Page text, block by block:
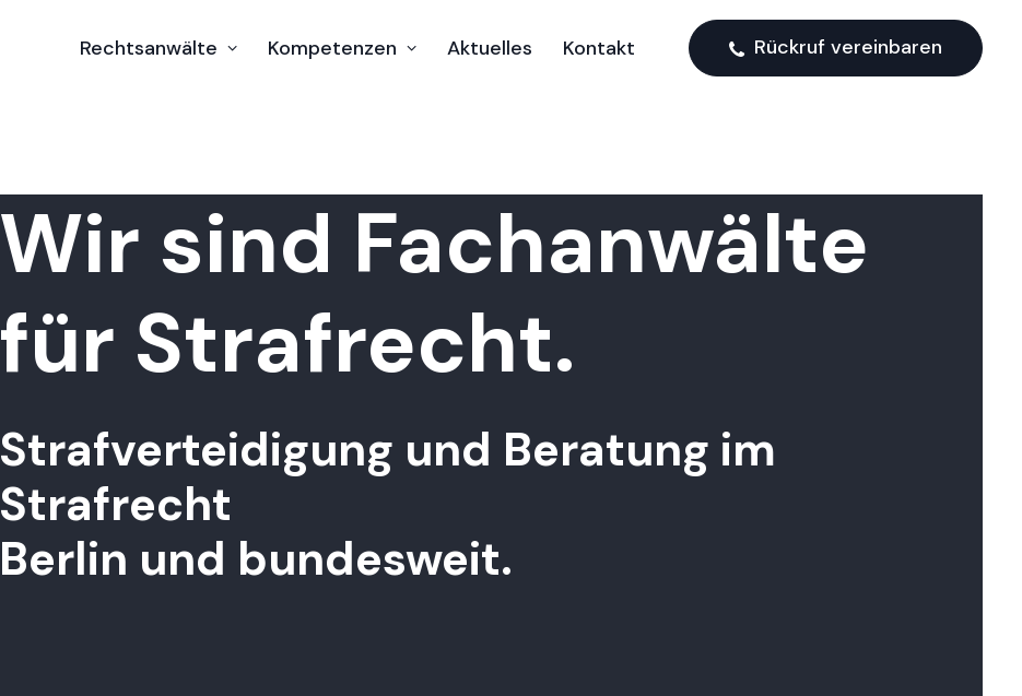
Rechtsanwälte Kompetenzen Aktuelles Kontakt Rückruf vereinbaren
Wir sind Fachanwälte
für Strafrecht.
Strafverteidigung und Beratung im
Strafrecht
Berlin und bundesweit.